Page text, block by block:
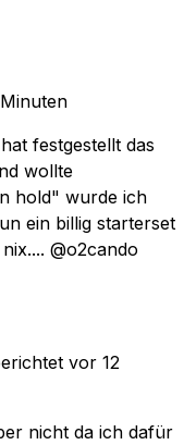
festgestellt das
wollte
hold" wurde ich
ein billig starterset
@o2cando
vor 12
nicht da ich dafür